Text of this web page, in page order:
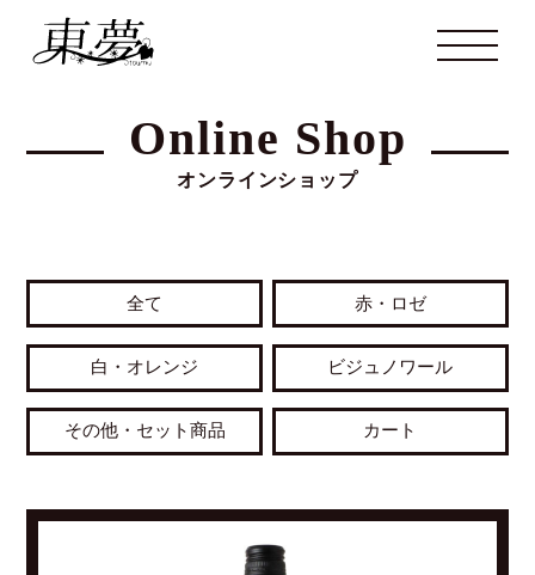
Online Shop
オンラインショップ
全て 赤・ロゼ
白・オレンジ ビジュノワール
その他・セット商品 カート